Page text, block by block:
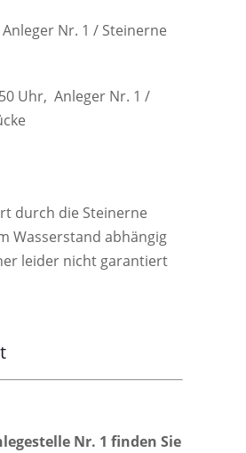
Anleger Nr. 1 / Steinerne
Uhr, Anleger Nr. 1 /
durch die Steinerne
Wasserstand abhängig
leider nicht garantiert
Nr. 1 finden Sie